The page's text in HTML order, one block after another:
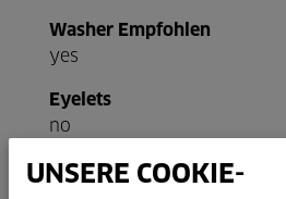
UNSERE COOKIE-
Washer Empfohlen
yes
Eyelets
no
Gewicht